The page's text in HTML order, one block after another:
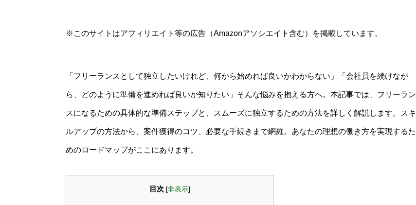
※このサイトはアフィリエイト等の広告（Amazonアソシエイト含む）を掲載しています。
「フリーランスとして独立したいけれど、何から始めれば良いかわからない」「会社員を続けなが
ら、どのように準備を進めれば良いか知りたい」そんな悩みを抱える方へ。本記事では、フリーラン
スになるための具体的な準備ステップと、スムーズに独立するための方法を詳しく解説します。スキ
ルアップの方法から、案件獲得のコツ、必要な手続きまで網羅。あなたの理想の働き方を実現するた
めのロードマップがここにあります。
目次 [非表示]